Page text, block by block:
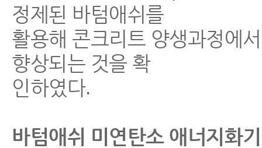
정제된 바텀애쉬를
활용해 콘크리트 양생과정에
향상되는 것을 확
인하였다.
바텀애쉬 미연탄소 애너지화